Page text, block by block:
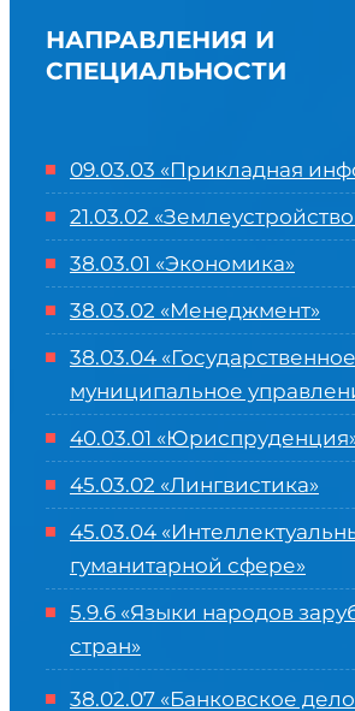
НАПРАВЛЕНИЯ И
СПЕЦИАЛЬНОСТИ
09.03.03 «Прикладная
21.03.02
38.03.01 «Экономика»
38.03.02 «Менеджмент»
38.03.04
муниципальное
40.03.01
45.03.02 «Лингвистика»
45.03.04 «
гуманитарной сфере»
5.9.6 «Языки народов
стран»
38.02.07 «Банковское